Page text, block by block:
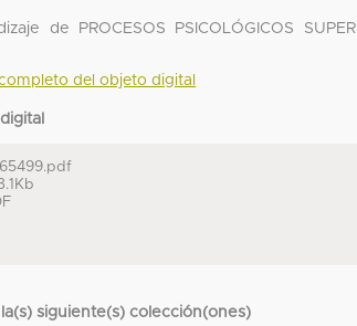
de PROCESOS PSICOLÓGICOS
del objeto digital
siguiente(s) colección(ones)